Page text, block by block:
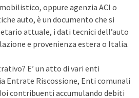
oppure agenzia ACI o
auto, è un documento che si
attuale, i dati tecnici dell’auto
e provenienza estera o Italia.
E’ un atto di vari enti
Entrate Riscossione, Enti comunali
contribuenti accumulando debiti